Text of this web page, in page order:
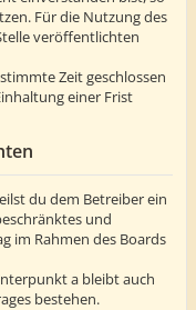
Für die Nutzung des
veröffentlichten
Zeit geschlossen
einer Frist
du dem Betreiber ein
und
im Rahmen des Boards
a bleibt auch
bestehen.